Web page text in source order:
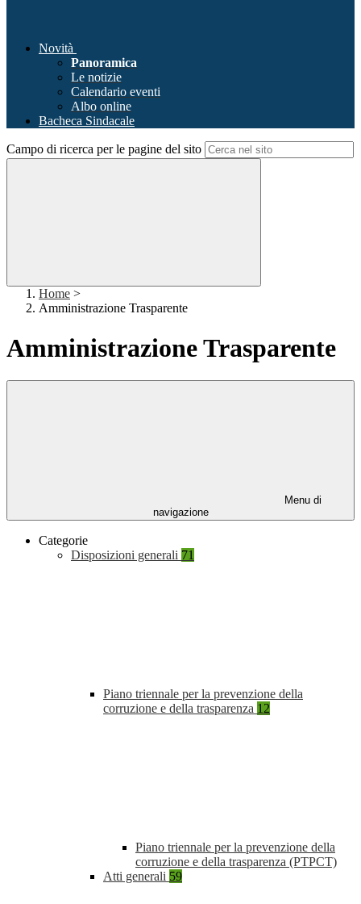
Novità
Panoramica
Le notizie
Calendario eventi
Albo online
Bacheca Sindacale
Campo di ricerca per le pagine del sito
Home >
Amministrazione Trasparente
Amministrazione Trasparente
Menu di
navigazione
Categorie
Disposizioni generali 71
Piano triennale per la prevenzione della
corruzione e della trasparenza 12
Piano triennale per la prevenzione della
corruzione e della trasparenza (PTPCT)
Atti generali 59